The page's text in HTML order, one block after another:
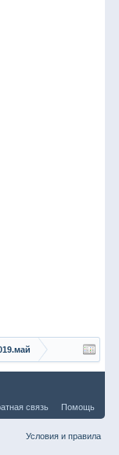
связь Помощь
Условия и правила